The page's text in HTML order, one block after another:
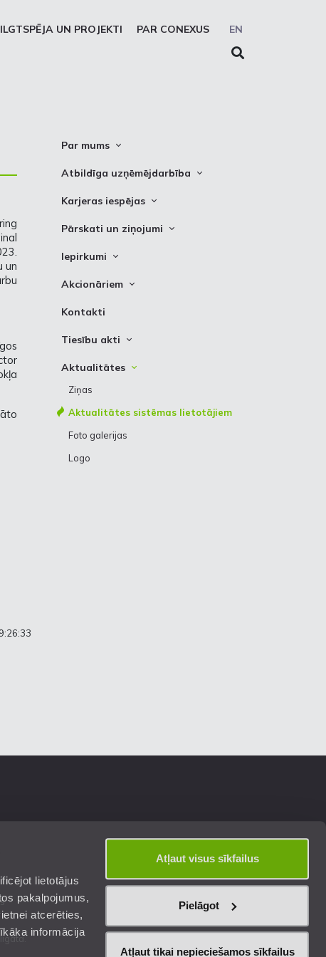
lietotājus
pakalpojumus,
atcerēties,
informācija
Atļaut visus sīkfailus
Pielāgot
Atļaut tikai nepieciešamos sīkfailus
EN
ILGTSPĒJA UN PROJEKTI PAR CONEXUS
un
Par mums
Conexus vizītkarte
Akcionāru struktūra
Struktūra
Padome
Atbildīga uzņēmējdarbība
Cel trauksmi
Karjeras iespējas
Vakances
Pārskati un ziņojumi
Attīstības plāni
Kredītreitings
Obligācijas
Iepirkumi
Iepirkumi
Arhīvs
Iepirkumu daļas kontakti
Piegādātāju ētikas pamatprincipi
Akcionāriem
Informācija
Kontakti
Tiesību akti
Latvijas tiesību akti
Eiropas Savienības tiesību akti
Citi saistošie dokumenti
Aktualitātes
Ziņas
Aktualitātes sistēmas lietotājiem
Foto galerijas
Logo